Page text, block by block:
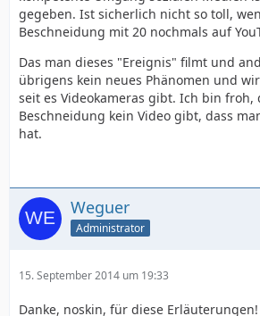
gegeben. Ist sicherlich nicht so toll,
Beschneidung mit 20 nochmals auf
Das man dieses "Ereignis" filmt und
übrigens kein neues Phänomen und
seit es Videokameras gibt. Ich bin froh,
Beschneidung kein Video gibt, dass
hat.
Weguer
Administrator
15. September 2014 um 19:33
Danke, noskin, für diese Erläuterungen!